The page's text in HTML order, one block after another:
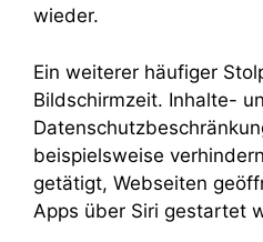
wieder.
Ein weiterer häufiger
Bildschirmzeit. Inhalte-
beispielsweise
getätigt, Webseiten
Apps über Siri gestartet